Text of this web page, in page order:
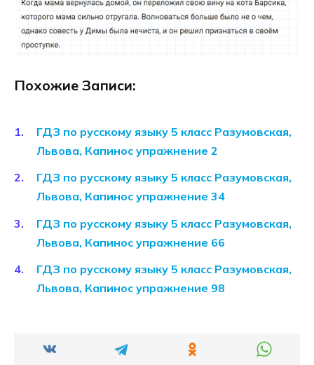
Похожие Записи:
ГДЗ по русскому языку 5 класс Разумовская,
Львова, Капинос упражнение 2
ГДЗ по русскому языку 5 класс Разумовская,
Львова, Капинос упражнение 34
ГДЗ по русскому языку 5 класс Разумовская,
Львова, Капинос упражнение 66
ГДЗ по русскому языку 5 класс Разумовская,
Львова, Капинос упражнение 98